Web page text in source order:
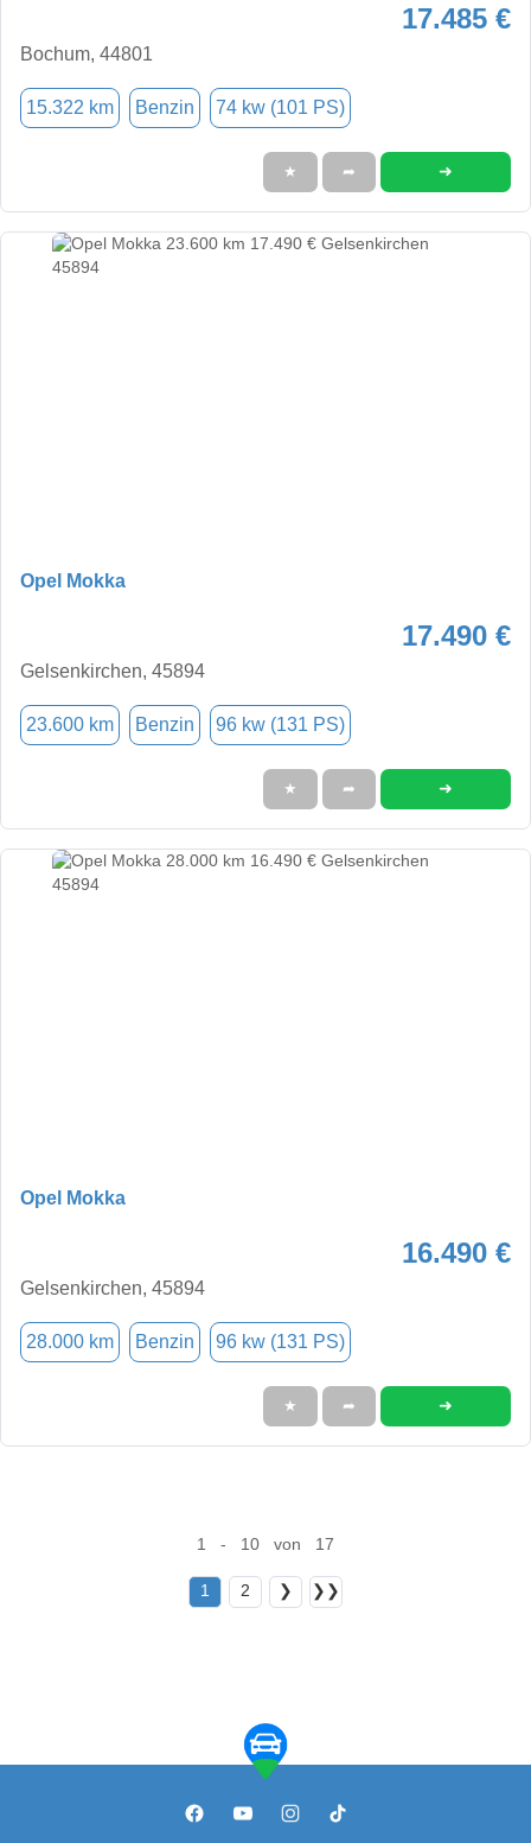
17.485 €
Bochum, 44801
15.322 km Benzin 74 kw (101 PS)
★ ➦ ➜
Opel Mokka
17.490 €
Gelsenkirchen, 45894
23.600 km Benzin 96 kw (131 PS)
★ ➦ ➜
Opel Mokka
16.490 €
Gelsenkirchen, 45894
28.000 km Benzin 96 kw (131 PS)
★ ➦ ➜
1 - 10 von 17
1 2 ❯ ❯❯